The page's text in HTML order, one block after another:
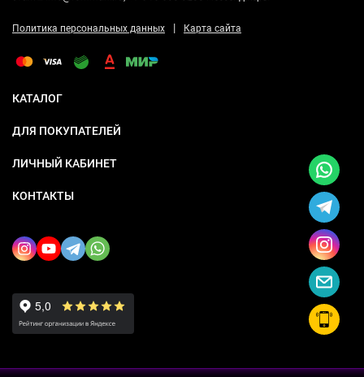
Политика персональных данных | Карта сайта
КАТАЛОГ
ДЛЯ ПОКУПАТЕЛЕЙ
ЛИЧНЫЙ КАБИНЕТ
КОНТАКТЫ